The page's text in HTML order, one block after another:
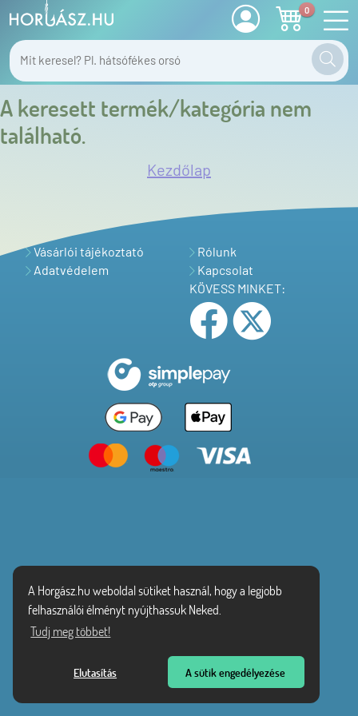
A Horgász.hu weboldal sütiket használ, hogy a legjobb
felhasználói élményt nyújthassuk Neked.
Tudj meg többet!
Elutasítás A sütik engedélyezése
0
A keresett termék/kategória nem
található.
Kezdőlap
Vásárlói tájékoztató
Adatvédelem
Rólunk
Kapcsolat
KÖVESS MINKET: